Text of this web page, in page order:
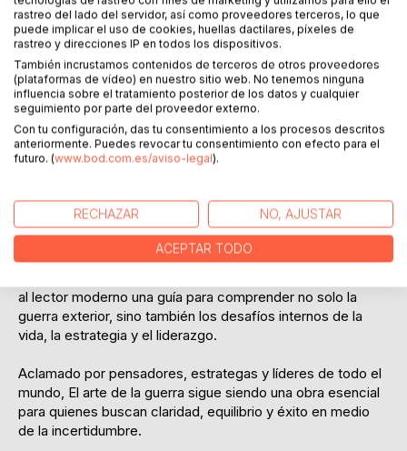
El arte de la guerra es el tratado más influyente sobre
estrategia, poder y sabiduría práctica jamás escrito.
Redactado hace más de dos mil años por el maestro chino
Sun Tzu, este texto enseña que la victoria no depende de
la fuerza, sino de la inteligencia, la observación y el dominio
de uno mismo.
En sus trece capítulos, Sun Tzu revela las leyes eternas del
terreno y del clima, la gestión del tiempo, la psicología del
adversario y el arte supremo de vencer sin luchar.
Esta edición comentada y con prólogo contemporáneo
al lector moderno una guía para comprender no solo la
guerra exterior, sino también los desafíos internos de la
vida, la estrategia y el liderazgo.
Aclamado por pensadores, estrategas y líderes de todo el
mundo, El arte de la guerra sigue siendo una obra esencial
para quienes buscan claridad, equilibrio y éxito en medio
de la incertidumbre.
rastreo del lado del servidor, así como proveedores terceros, lo que
puede implicar el uso de cookies, huellas dactilares, píxeles de
rastreo y direcciones IP en todos los dispositivos.
También incrustamos contenidos de terceros de otros proveedores
(plataformas de vídeo) en nuestro sitio web. No tenemos ninguna
influencia sobre el tratamiento posterior de los datos y cualquier
seguimiento por parte del proveedor externo.
Con tu configuración, das tu consentimiento a los procesos descritos
anteriormente. Puedes revocar tu consentimiento con efecto para el
futuro. (www.bod.com.es/aviso-legal).
RECHAZAR NO, AJUSTAR
ACEPTAR TODO